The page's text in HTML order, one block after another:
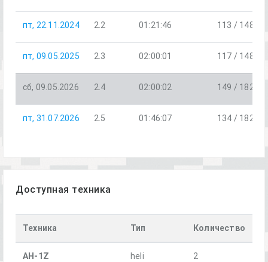
пт, 22.11.2024 2.2 01:21:46 113 / 148
пт, 09.05.2025 2.3 02:00:01 117 / 148
сб, 09.05.2026 2.4 02:00:02 149 / 182
пт, 31.07.2026 2.5 01:46:07 134 / 182
Доступная техника
Техника Тип Количество
AH-1Z heli 2